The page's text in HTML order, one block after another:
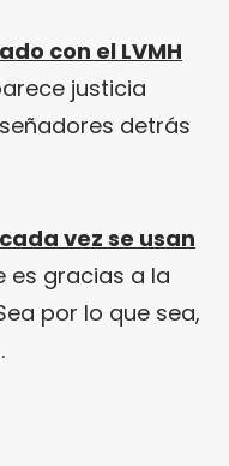
con el LVMH
justicia
detrás
cada vez se usan
es gracias a la
por lo que sea,